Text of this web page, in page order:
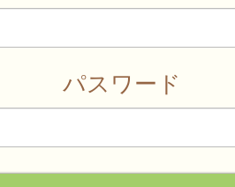
パスワード